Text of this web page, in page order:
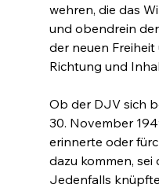
wehren, die das
und obendrein
der neuen
Richtung und
Ob der DJV sich
30. November
erinnerte oder
dazu kommen, sei
Jedenfalls